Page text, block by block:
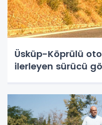
Üsküp-Köprülü
ilerleyen sürücü